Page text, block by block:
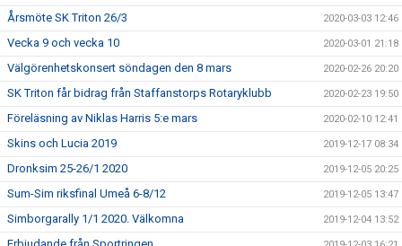
Årsmöte SK Triton 26/3 2020-03-03 12:46
Vecka 9 och vecka 10 2020-03-01 21:18
Välgörenhetskonsert söndagen den 8 mars 2020-02-26 20:20
SK Triton får bidrag från Staffanstorps Rotaryklubb 2020-02-23 19:50
Föreläsning av Niklas Harris 5:e mars 2020-02-10 12:41
Skins och Lucia 2019 2019-12-17 08:34
Dronksim 25-26/1 2020 2019-12-05 20:25
Sum-Sim riksfinal Umeå 6-8/12 2019-12-05 13:47
Simborgarally 1/1 2020. Välkomna 2019-12-04 13:52
Erbjudande från Sportringen